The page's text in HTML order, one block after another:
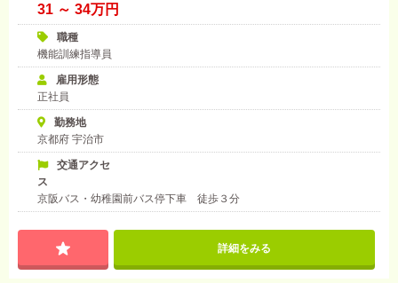
31 ～ 34万円
職種
機能訓練指導員
雇用形態
正社員
勤務地
京都府 宇治市
交通アクセ
ス
京阪バス・幼稚園前バス停下車 徒歩３分
詳細をみる